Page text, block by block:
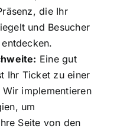
die Ihr
und Besucher
Eine gut
Ihr Ticket zu einer
implementieren
um
Seite von den